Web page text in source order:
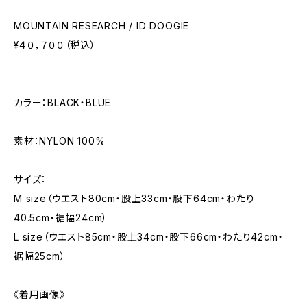
MOUNTAIN RESEARCH / ID DOOGIE
¥４０，７００（税込）
カラー：BLACK・BLUE
素材：NYLON 100%
サイズ：
M size（ウエスト80cm・股上33cm・股下64cm・わたり
40.5cm・裾幅24cm）
L size（ウエスト85cm・股上34cm・股下66cm・わたり42cm・
裾幅25cm）
《着用画像》